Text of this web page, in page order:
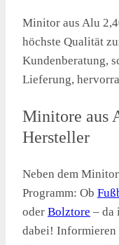
Minitor aus Alu
höchste Qualität
Kundenberatung,
Lieferung,
Minitore aus
Hersteller
Neben dem
Programm: Ob
oder Bolztore – da
dabei! Informieren